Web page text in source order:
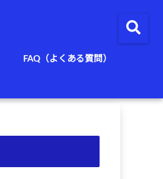
FAQ（よくある質問）